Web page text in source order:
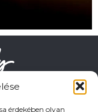
érdekében olyan